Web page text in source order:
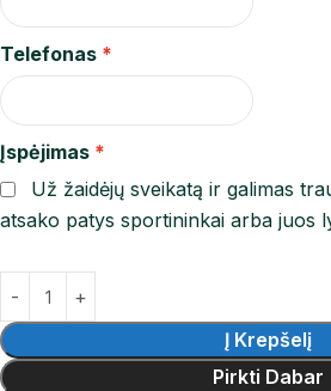
Telefonas
Įspėjimas
Už žaidėjų sveikatą ir galimas
atsako patys sportininkai arba juos
Į Krepšelį
Pirkti Dabar